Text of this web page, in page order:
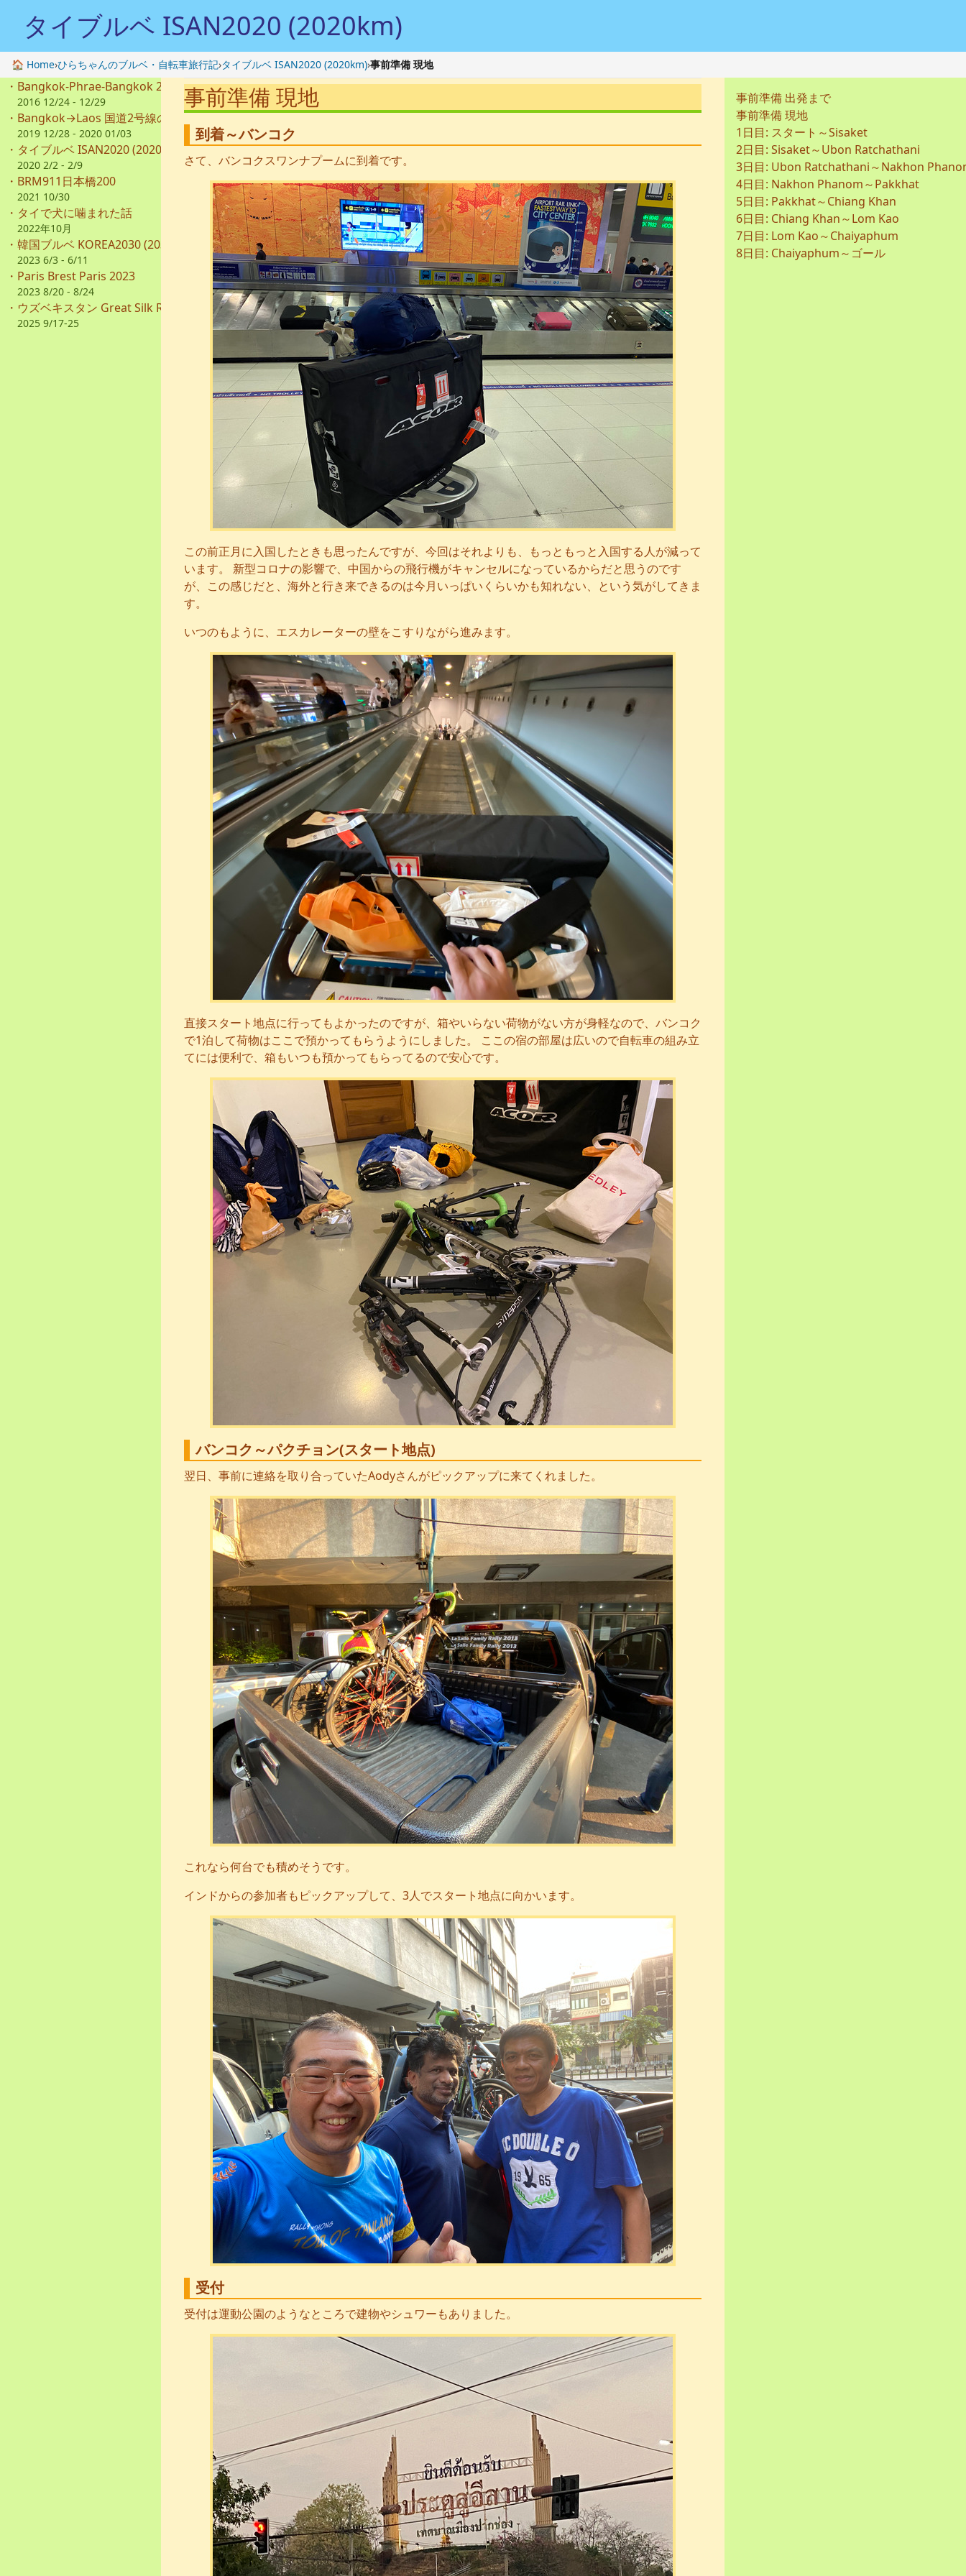
タイブルベ ISAN2020 (2020km)
🏠 Home›ひらちゃんのブルベ・自転車旅行記›タイブルベ ISAN2020 (2020km)›事前準備 現地
・ Bangkok-Phrae-Bangkok 2016
2016 12/24 - 12/29
・ Bangkok→Laos 国道2号線の旅
2019 12/28 - 2020 01/03
・ タイブルベ ISAN2020 (2020km)
2020 2/2 - 2/9
・ BRM911日本橋200
2021 10/30
・ タイで犬に噛まれた話
2022年10月
・ 韓国ブルベ KOREA2030 (2030km)
2023 6/3 - 6/11
・ Paris Brest Paris 2023
2023 8/20 - 8/24
・ ウズベキスタン Great Silk Road 2000km
2025 9/17-25
事前準備 現地
到着～バンコク
さて、バンコクスワンナプームに到着です。
この前正月に入国したときも思ったんですが、今回はそれよりも、もっともっと入国する人が減って
います。 新型コロナの影響で、中国からの飛行機がキャンセルになっているからだと思うのです
が、この感じだと、海外と行き来できるのは今月いっぱいくらいかも知れない、という気がしてきま
す。
いつのもように、エスカレーターの壁をこすりながら進みます。
直接スタート地点に行ってもよかったのですが、箱やいらない荷物がない方が身軽なので、バンコク
で1泊して荷物はここで預かってもらうようにしました。 ここの宿の部屋は広いので自転車の組み立
てには便利で、箱もいつも預かってもらってるので安心です。
バンコク～パクチョン(スタート地点)
翌日、事前に連絡を取り合っていたAodyさんがピックアップに来てくれました。
これなら何台でも積めそうです。
インドからの参加者もピックアップして、3人でスタート地点に向かいます。
受付
受付は運動公園のようなところで建物やシュワーもありました。
事前準備 出発まで
事前準備 現地
1日目: スタート～Sisaket
2日目: Sisaket～Ubon Ratchathani
3日目: Ubon Ratchathani～Nakhon
4日目: Nakhon Phanom～Pakkhat
5日目: Pakkhat～Chiang Khan
6日目: Chiang Khan～Lom Kao
7日目: Lom Kao～Chaiyaphum
8日目: Chaiyaphum～ゴール